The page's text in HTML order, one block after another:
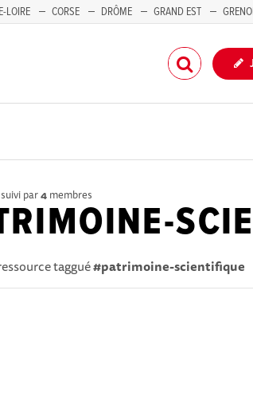
LOIRE CORSE DRÔME GRAND EST
par4 membres
taggué#patrimoine-scientifique